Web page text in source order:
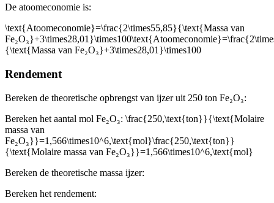
De atoomeconomie is:
\text{Atoomeconomie}=\frac{2\times55,85}{\text{Massa van
{\text{Massa van Fe₂O₃}+3\times28,01}\times100
Rendement
Bereken de theoretische opbrengst van ijzer uit 250 ton Fe₂O₃:
Bereken het aantal mol Fe₂O₃: \frac{250,\text{ton}}{\text{Molaire
massa van
Fe₂O₃}}=1,566\times10^6,\text{mol}\frac{250,\text{ton}}
{\text{Molaire massa van Fe₂O₃}}=1,566\times10^6,\text{mol}
Bereken de theoretische massa ijzer:
Bereken het rendement: